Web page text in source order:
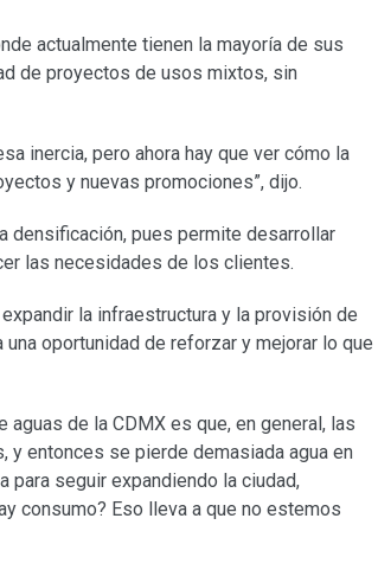
actualmente tienen la mayoría de sus
de proyectos de usos mixtos, sin
inercia, pero ahora hay que ver cómo la
y nuevas promociones”, dijo.
densificación, pues permite desarrollar
las necesidades de los clientes.
la infraestructura y la provisión de
oportunidad de reforzar y mejorar lo que
de la CDMX es que, en general, las
y entonces se pierde demasiada agua en
para seguir expandiendo la ciudad,
consumo? Eso lleva a que no estemos